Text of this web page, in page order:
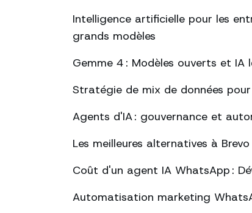
Intelligence artificielle pour les
grands modèles
Gemme 4 : Modèles ouverts et IA
Stratégie de mix de données
Agents d'IA : gouvernance et
Les meilleures alternatives à
Coût d'un agent IA WhatsApp :
Automatisation marketing